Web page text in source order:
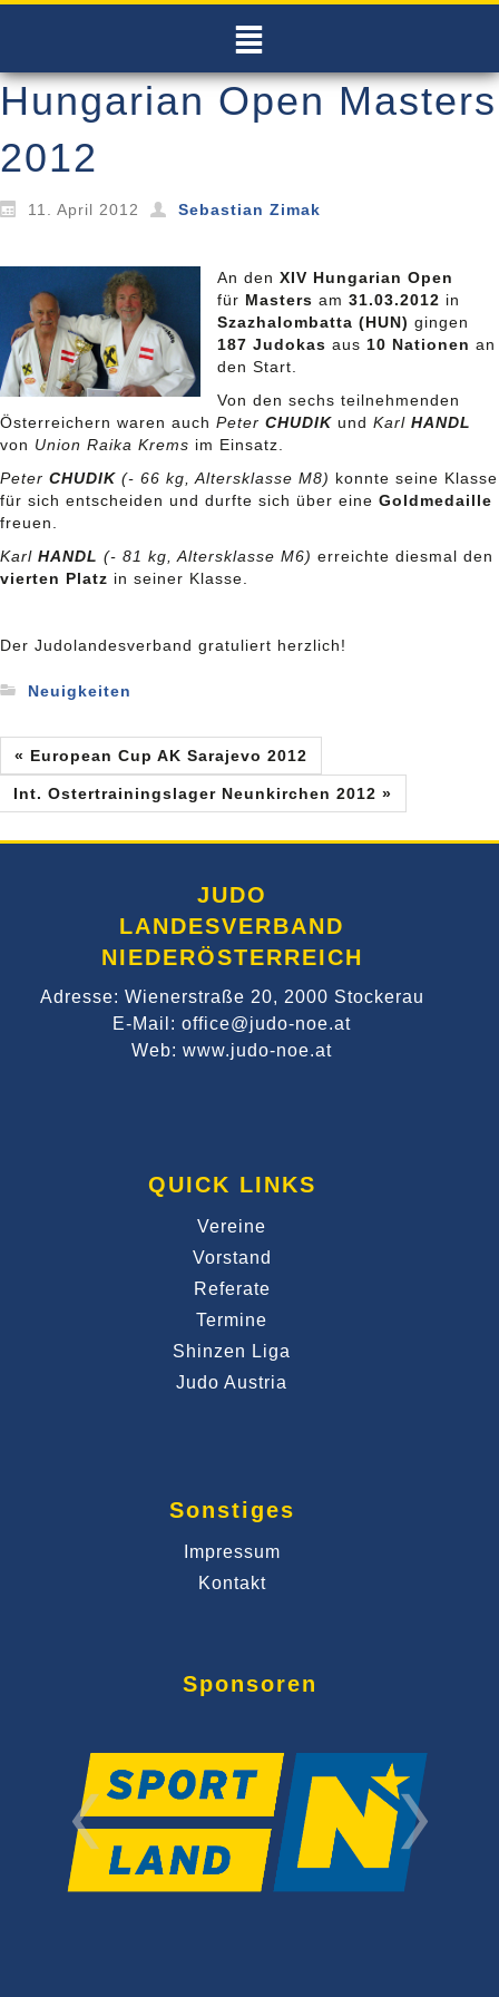
Hungarian Open Masters
2012
11. April 2012 Sebastian Zimak
An den XIV Hungarian Open
für Masters am 31.03.2012 in
Szazhalombatta (HUN) gingen
187 Judokas aus 10 Nationen an
den Start.
Von den sechs teilnehmenden
Österreichern waren auch Peter CHUDIK und Karl HANDL
von Union Raika Krems im Einsatz.
Peter CHUDIK (- 66 kg, Altersklasse M8) konnte seine Klasse
für sich entscheiden und durfte sich über eine Goldmedaille
freuen.
Karl HANDL (- 81 kg, Altersklasse M6) erreichte diesmal den
vierten Platz in seiner Klasse.
Der Judolandesverband gratuliert herzlich!
Neuigkeiten
« European Cup AK Sarajevo 2012
Int. Ostertrainingslager Neunkirchen 2012 »
JUDO
LANDESVERBAND
NIEDERÖSTERREICH
Adresse: Wienerstraße 20, 2000 Stockerau
E-Mail: office@judo-noe.at
Web: www.judo-noe.at
QUICK LINKS
Vereine
Vorstand
Referate
Termine
Shinzen Liga
Judo Austria
Sonstiges
Impressum
Kontakt
Sponsoren